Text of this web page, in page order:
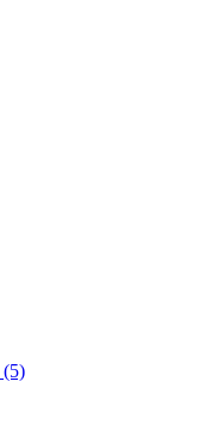
(5)